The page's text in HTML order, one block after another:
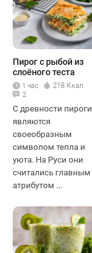
Пирог с рыбой из
слоёного теста
1 час 218 Ккал
2
С древности пироги
являются
своеобразным
символом тепла и
уюта. На Руси они
считались главным
атрибутом ...